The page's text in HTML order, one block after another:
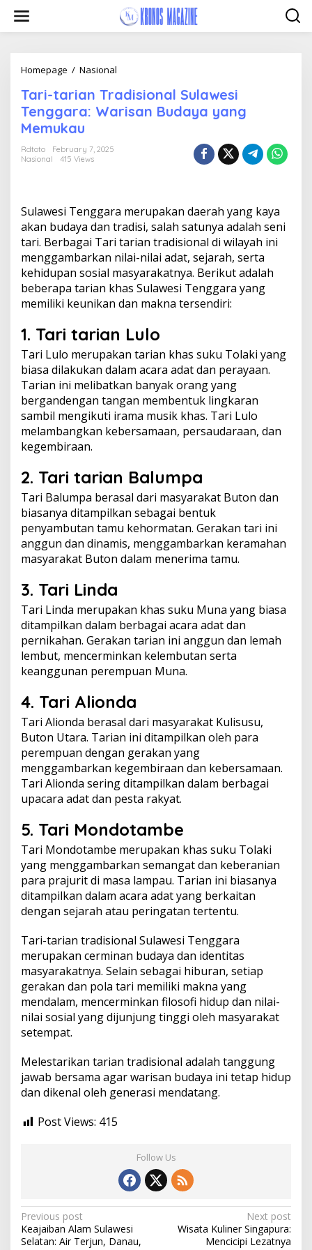
content
Homepage / Nasional
Tradisional
Sulawesi
Tenggara:
Tari-tarian Tradisional Sulawesi
Tenggara: Warisan Budaya yang
Memukau
Rdtoto
February 7, 2025
Nasional
415 Views
Sulawesi Tenggara merupakan daerah yang kaya
akan budaya dan tradisi, salah satunya adalah seni
tari. Berbagai Tari tarian tradisional di wilayah ini
menggambarkan nilai-nilai adat, sejarah, serta
kehidupan sosial masyarakatnya. Berikut adalah
beberapa tarian khas Sulawesi Tenggara yang
memiliki keunikan dan makna tersendiri:
1. Tari tarian Lulo
Tari Lulo merupakan tarian khas suku Tolaki yang
biasa dilakukan dalam acara adat dan perayaan.
Tarian ini melibatkan banyak orang yang
bergandengan tangan membentuk lingkaran
sambil mengikuti irama musik khas. Tari Lulo
melambangkan kebersamaan, persaudaraan, dan
kegembiraan.
2. Tari tarian Balumpa
Tari Balumpa berasal dari masyarakat Buton dan
biasanya ditampilkan sebagai bentuk
penyambutan tamu kehormatan. Gerakan tari ini
anggun dan dinamis, menggambarkan keramahan
masyarakat Buton dalam menerima tamu.
3. Tari Linda
Tari Linda merupakan khas suku Muna yang biasa
ditampilkan dalam berbagai acara adat dan
pernikahan. Gerakan tarian ini anggun dan lemah
lembut, mencerminkan kelembutan serta
keanggunan perempuan Muna.
4. Tari Alionda
Tari Alionda berasal dari masyarakat Kulisusu,
Buton Utara. Tarian ini ditampilkan oleh para
perempuan dengan gerakan yang
menggambarkan kegembiraan dan kebersamaan.
Tari Alionda sering ditampilkan dalam berbagai
upacara adat dan pesta rakyat.
5. Tari Mondotambe
Tari Mondotambe merupakan khas suku Tolaki
yang menggambarkan semangat dan keberanian
para prajurit di masa lampau. Tarian ini biasanya
ditampilkan dalam acara adat yang berkaitan
dengan sejarah atau peringatan tertentu.
Tari-tarian tradisional Sulawesi Tenggara
merupakan cerminan budaya dan identitas
masyarakatnya. Selain sebagai hiburan, setiap
gerakan dan pola tari memiliki makna yang
mendalam, mencerminkan filosofi hidup dan nilai-
nilai sosial yang dijunjung tinggi oleh masyarakat
setempat.
Melestarikan tarian tradisional adalah tanggung
jawab bersama agar warisan budaya ini tetap hidup
dan dikenal oleh generasi mendatang.
Post Views: 415
Follow Us
Post
navigation
Previous post
Keajaiban Alam Sulawesi
Selatan: Air Terjun, Danau,
Next post
Wisata Kuliner Singapura:
Mencicipi Lezatnya